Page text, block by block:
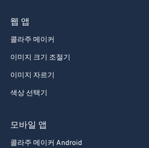
웹 앱
콜라주 메이커
이미지 크기 조절기
이미지 자르기
색상 선택기
모바일 앱
콜라주 메이커 Android